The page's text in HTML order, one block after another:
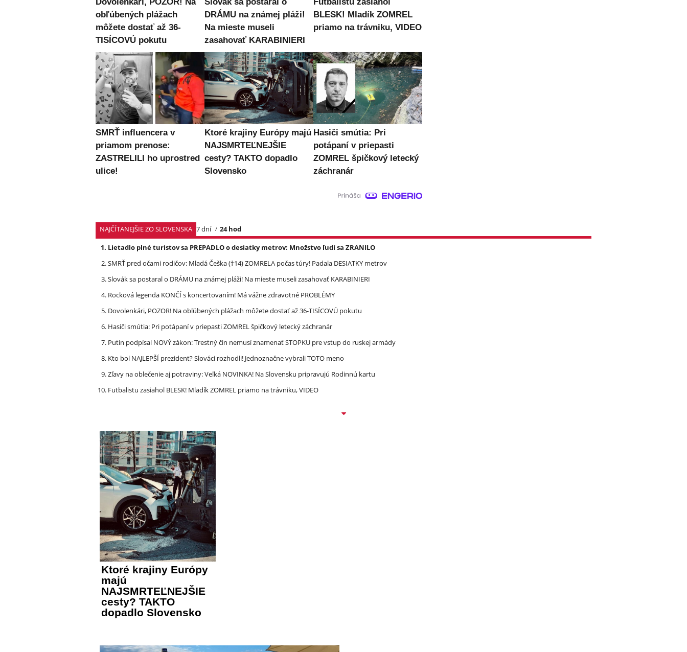
obľúbených plážach
môžete dostať až 36-
TISÍCOVÚ pokutu
DRÁMU na známej pláži!
Na mieste museli
zasahovať KARABINIERI
BLESK! Mladík ZOMREL
priamo na trávniku, VIDEO
SMRŤ influencera v
priamom prenose:
ZASTRELILI ho uprostred
ulice!
Ktoré krajiny Európy majú
NAJSMRTEĽNEJŠIE
cesty? TAKTO dopadlo
Slovensko
Hasiči smútia: Pri
potápaní v priepasti
ZOMREL špičkový letecký
záchranár
NAJČÍTANEJŠIE ZO SLOVENSKA 7 dní
24 hod
Lietadlo plné turistov sa PREPADLO o desiatky metrov: Množstvo ľudí sa ZRANILO
SMRŤ pred očami rodičov: Mladá Češka (†14) ZOMRELA počas túry! Padala DESIATKY metrov
Slovák sa postaral o DRÁMU na známej pláži! Na mieste museli zasahovať KARABINIERI
Rocková legenda KONČÍ s koncertovaním! Má vážne zdravotné PROBLÉMY
Dovolenkári, POZOR! Na obľúbených plážach môžete dostať až 36-TISÍCOVÚ pokutu
Hasiči smútia: Pri potápaní v priepasti ZOMREL špičkový letecký záchranár
Putin podpísal NOVÝ zákon: Trestný čin nemusí znamenať STOPKU pre vstup do ruskej armády
Kto bol NAJLEPŠÍ prezident? Slováci rozhodli! Jednoznačne vybrali TOTO meno
Zľavy na oblečenie aj potraviny: Veľká NOVINKA! Na Slovensku pripravujú Rodinnú kartu
Futbalistu zasiahol BLESK! Mladík ZOMREL priamo na trávniku, VIDEO
Ktoré krajiny Európy
majú
NAJSMRTEĽNEJŠIE
cesty? TAKTO
dopadlo Slovensko